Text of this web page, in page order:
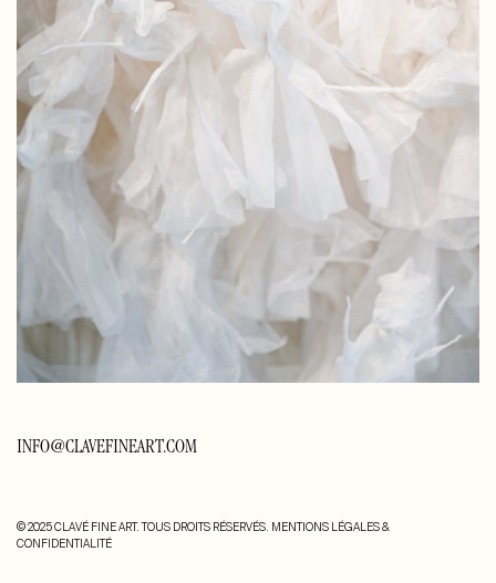
INFO@CLAVEFINEART.COM
© 2025 CLAVÉ FINE ART. TOUS DROITS RÉSERVÉS. MENTIONS LÉGALES &
CONFIDENTIALITÉ